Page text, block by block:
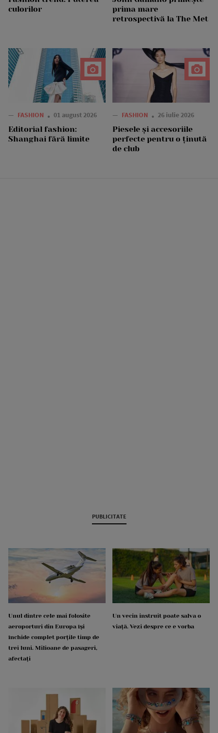
culorilor
prima mare
retrospectivă la The Met
— FASHION 01 august 2026
Editorial fashion:
Shanghai fără limite
— FASHION 26 iulie 2026
Piesele și accesoriile
perfecte pentru o ținută
de club
PUBLICITATE
Unul dintre cele mai folosite
aeroporturi din Europa își
închide complet porțile timp de
trei luni. Milioane de pasageri,
afectați
Un vecin instruit poate salva o
viață. Vezi despre ce e vorba